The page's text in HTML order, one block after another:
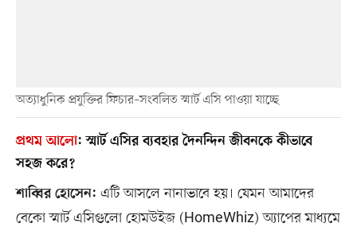
অত্যাধুনিক প্রযুক্তির ফিচার–সংবলিত স্মার্ট এসি পাওয়া যাচ্ছে
প্রথম আলো:স্মার্ট এসির ব্যবহার দৈনন্দিন জীবনকে কীভাবে
সহজ করে?
শাব্বির হোসেন: এটি আসলে নানাভাবে হয়। যেমন আমাদের
বেকো স্মার্ট এসিগুলো হোমউইজ (HomeWhiz) অ্যাপের মাধ্যমে